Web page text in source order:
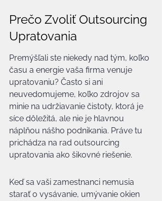
Prečo Zvoliť Outsourcing
Upratovania
Premýšľali ste niekedy nad tým, koľko
času a energie vaša firma venuje
upratovaniu? Často si ani
neuvedomujeme, koľko zdrojov sa
minie na udržiavanie čistoty, ktorá je
síce dôležitá, ale nie je hlavnou
náplňou nášho podnikania. Práve tu
prichádza na rad outsourcing
upratovania ako šikovné riešenie.
Keď sa vaši zamestnanci nemusia
starať o vysávanie, umývanie okien